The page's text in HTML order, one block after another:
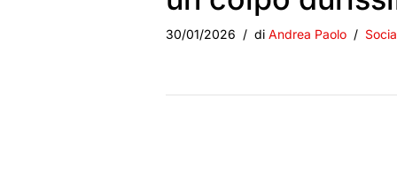
30/01/2026 di Andrea Paolo